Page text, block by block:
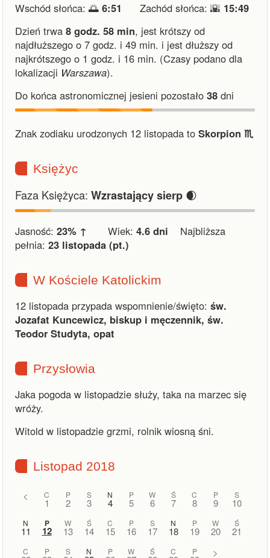
Wschód słońca: 🌅 6:51 Zachód słońca: 🌇 15:49
Dzień trwa 8 godz. 58 min, jest krótszy od
najdłuższego o 7 godz. i 49 min. i jest dłuższy od
najkrótszego o 1 godz. i 16 min. (Czasy podano dla
lokalizacji Warszawa).
Do końca astronomicznej jesieni pozostało 38 dni
Znak zodiaku urodzonych 12 listopada to Skorpion ♏︎
Księżyc
Faza Księżyca: Wzrastający sierp 🌒
Jasność: 23% ↑ Wiek: 4.6 dni Najbliższa
pełnia: 23 listopada (pt.)
W Kościele Katolickim
12 listopada przypada wspomnienie/święto: św.
Jozafat Kuncewicz, biskup i męczennik, św.
Teodor Studyta, opat
Przysłowia
Jaka pogoda w listopadzie służy, taka na marzec się
wróży.
Witold w listopadzie grzmi, rolnik wiosną śni.
Listopad 2018
< C
1
P
2
S
3
N
4
P
5
W
6
Ś
7
C
8
P
9
S
10
N
11
P
12
W
13
Ś
14
C
15
P
16
S
17
N
18
P
19
W
20
Ś
21
C P S N P W Ś C P >